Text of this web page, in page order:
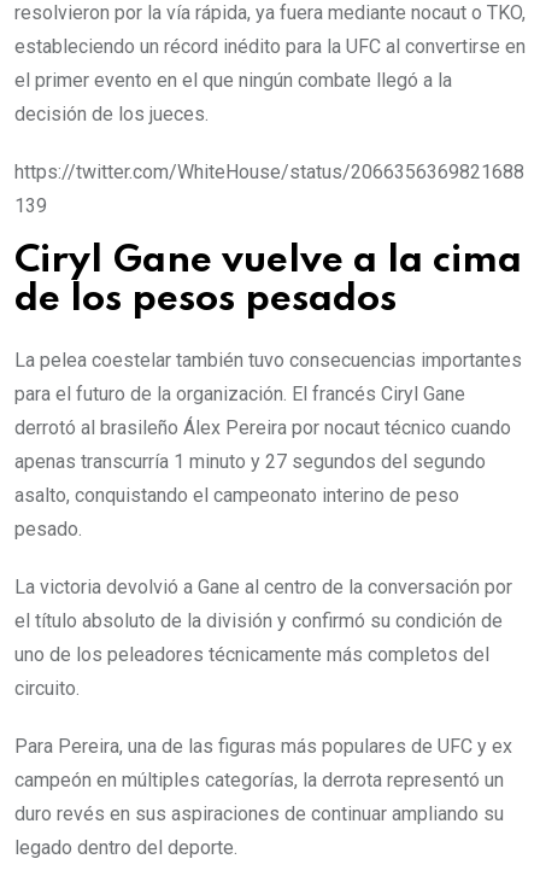
resolvieron por la vía rápida, ya fuera mediante nocaut o TKO,
estableciendo un récord inédito para la UFC al convertirse en
el primer evento en el que ningún combate llegó a la
decisión de los jueces.
https://twitter.com/WhiteHouse/status/2066356369821688
139
Ciryl Gane vuelve a la cima
de los pesos pesados
La pelea coestelar también tuvo consecuencias importantes
para el futuro de la organización. El francés Ciryl Gane
derrotó al brasileño Álex Pereira por nocaut técnico cuando
apenas transcurría 1 minuto y 27 segundos del segundo
asalto, conquistando el campeonato interino de peso
pesado.
La victoria devolvió a Gane al centro de la conversación por
el título absoluto de la división y confirmó su condición de
uno de los peleadores técnicamente más completos del
circuito.
Para Pereira, una de las figuras más populares de UFC y ex
campeón en múltiples categorías, la derrota representó un
duro revés en sus aspiraciones de continuar ampliando su
legado dentro del deporte.